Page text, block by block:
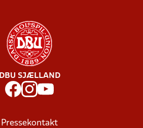
DBU SJÆLLAND
Pressekontakt